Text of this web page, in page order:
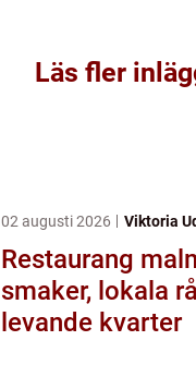
Läs fler
02 augusti 2026 Viktoria
Restaurang malmö
smaker, lokala
levande kvarter